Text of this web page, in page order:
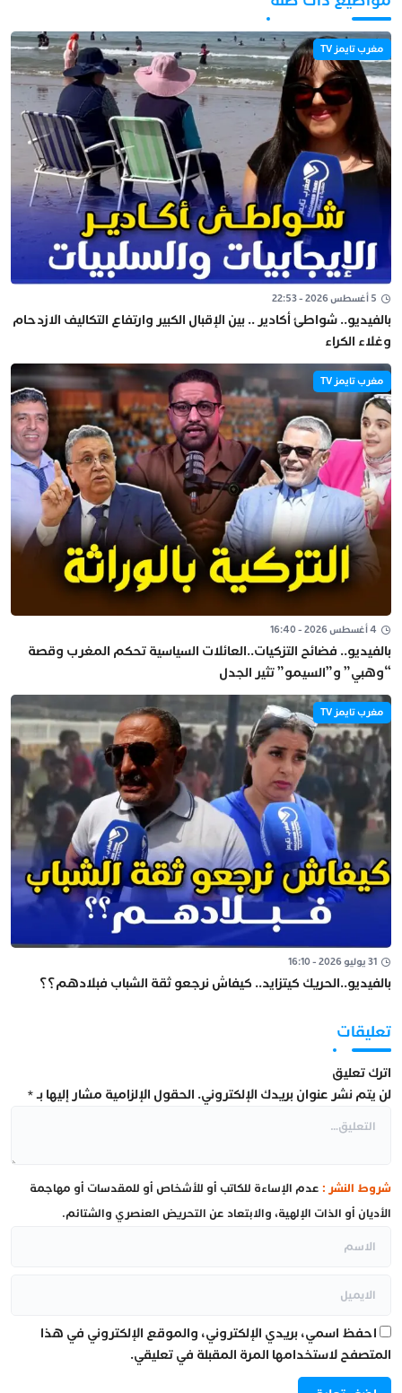
مغرب تايمز TV
5 أغسطس 2026 - 22:53
بالفيديو.. شواطئ أكادير .. بين الإقبال الكبير وارتفاع التكاليف الازدحام
وغلاء الكراء
مغرب تايمز TV
4 أغسطس 2026 - 16:40
بالفيديو.. فضائح التزكيات..العائلات السياسية تحكم المغرب وقصة
“وهبي” و”السيمو” تثير الجدل
مغرب تايمز TV
31 يوليو 2026 - 16:10
بالفيديو..الحريك كيتزايد.. كيفاش نرجعو ثقة الشباب فبلادهم؟؟
تعليقات
اترك تعليق
لن يتم نشر عنوان بريدك الإلكتروني. الحقول الإلزامية مشار إليها بـ*
شروط النشر : عدم الإساءة للكاتب أو للأشخاص أو للمقدسات أو مهاجمة
الأديان أو الذات الإلهية، والابتعاد عن التحريض العنصري والشتائم.
احفظ اسمي، بريدي الإلكتروني، والموقع الإلكتروني في هذا
المتصفح لاستخدامها المرة المقبلة في تعليقي.